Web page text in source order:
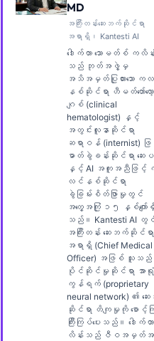
MD
အကြီးတန်းဆေးဘက်ဆိုင်ရာ
အရာရှိ၊ Kantesti AI
ဒေါက်တာ သောမတ်စ် ကလိန်
သည် ဘုတ်အဖွဲ့မှ
အသိအမှတ်ပြုထားသော က
နစ်ဆိုင်ရာ ဟီမတ်တော်လော့
ဂျစ် (clinical
hematologist) နှင့်
အတွင်းလူနာဆိုင်ရာ
ဆရာဝန် (internist) ဖြ
ဓာတ်ခွဲခန်းဆိုင်ရာ ဆေးပ
နှင့် AI အကူအညီဖြင့်
လင်နစ်ဆိုင်ရာ
ခွဲခြမ်းစိတ်ဖြာမှုတွင်
အတွေ့အကြုံ ၁၅ နှစ်ကျော်
သည်။ Kantesti AI တွ
အကြီးတန်း ဆေးဘက်ဆိုင်ရာ
အရာရှိ (Chief Medical
Officer) အဖြစ် သူသည်
ပိုင်ဆိုင်မှုဆိုင်ရာ အာရုံကြ
ကွန်ရက် (proprietary
neural network) ၏ ဆေ
ဆိုင်ရာ တိကျမှုကို စောင့်
ကြီးကြပ်ပေးသည်။ ဒေါက်
လိန်းသည် ဇီဝအမှတ်အသ